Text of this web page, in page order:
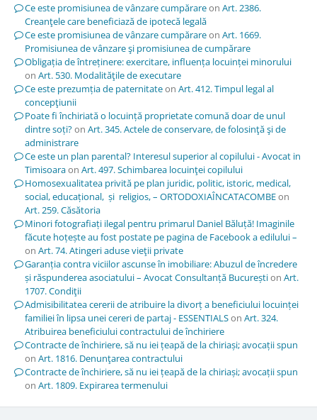
Ce este promisiunea de vânzare cumpărareon Art. 2386.
Creanţele care beneficiază de ipotecă legală
Ce este promisiunea de vânzare cumpărareon Art. 1669.
Promisiunea de vânzare şi promisiunea de cumpărare
Obligația de întreținere: exercitare, influența locuinței minorului
on Art. 530. Modalităţile de executare
Ce este prezumția de paternitateon Art. 412. Timpul legal al
concepţiunii
Poate fi închiriată o locuință proprietate comună doar de unul
dintre soți?on Art. 345. Actele de conservare, de folosinţă şi de
administrare
Ce este un plan parental? Interesul superior al copilului - Avocat in
Timisoaraon Art. 497. Schimbarea locuinţei copilului
Homosexualitatea privită pe plan juridic, politic, istoric, medical,
social, educațional, și religios, – ORTODOXIAÎNCATACOMBEon
Art. 259. Căsătoria
Minori fotografiați ilegal pentru primarul Daniel Băluță! Imaginile
făcute hoțește au fost postate pe pagina de Facebook a edilului –
on Art. 74. Atingeri aduse vieţii private
Garanția contra viciilor ascunse în imobiliare: Abuzul de încredere
și răspunderea asociatului – Avocat Consultanță Bucureștion Art.
1707. Condiţii
Admisibilitatea cererii de atribuire la divorț a beneficiului locuinței
familiei în lipsa unei cereri de partaj - ESSENTIALSon Art. 324.
Atribuirea beneficiului contractului de închiriere
Contracte de închiriere, să nu iei țeapă de la chiriași; avocații spun
on Art. 1816. Denunţarea contractului
Contracte de închiriere, să nu iei țeapă de la chiriași; avocații spun
on Art. 1809. Expirarea termenului